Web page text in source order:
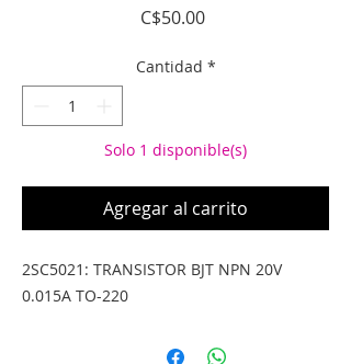
C$50.00Precio
Cantidad *
Solo 1 disponible(s)
Agregar al carrito
2SC5021: TRANSISTOR BJT NPN 20V
0.015A TO-220